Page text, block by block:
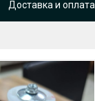
Доставка и оплата